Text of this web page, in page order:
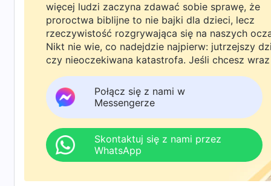
więcej ludzi zaczyna zdawać sobie sprawę, że
proroctwa biblijne to nie bajki dla dzieci, lecz
rzeczywistość rozgrywająca się na naszych
Nikt nie wie, co nadejdzie najpierw: jutrzejszy
czy nieoczekiwana katastrofa. Jeśli chcesz
rodziną powitać powrót Pana i znaleźć
bezpieczeństwo pod Bożą ochroną, kliknij
WhatsAppa lub Messengera, aby dołączyć do
naszej grupy studyjnej. Nie odkładaj tego do jutra.
Połącz się z nami w
Messengerze
Skontaktuj się z nami przez
WhatsApp